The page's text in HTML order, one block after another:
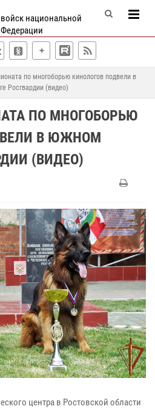
национальной
по многоборью кинологов подвели в
Росгвардии (видео)
ПО МНОГОБОРЬЮ
В ЮЖНОМ
(ВИДЕО)
центра в Ростовской области